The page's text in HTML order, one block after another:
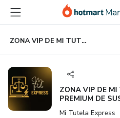
principal
página
de
página
ZONA VIP DE MI TUTELA EXPRESS (PLAN PREMIUM DE SUSCRIPCIÓN MENSUAL)
ZONA VIP DE MI
PREMIUM DE
Mi Tutela Express